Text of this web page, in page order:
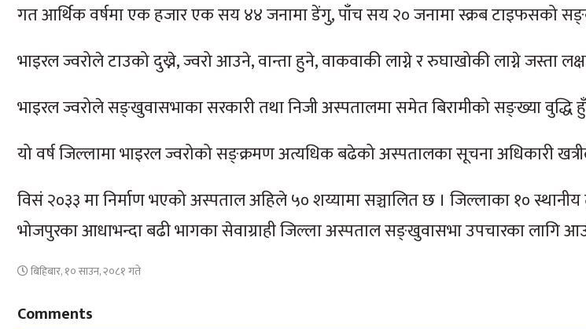
गत आर्थिक वर्षमा एक हजार एक सय ४४ जनामा डेंगु, पाँच सय २० जनामा स्क्रब टाइफसको
भाइरल ज्वरोले टाउको दुख्ने, ज्वरो आउने, वान्ता हुने, वाकवाकी लाग्ने र रुघाखोकी लाग्ने जस्ता
भाइरल ज्वरोले सङ्खुवासभाका सरकारी तथा निजी अस्पतालमा समेत बिरामीको सङ्ख्या वुद्धि
यो वर्ष जिल्लामा भाइरल ज्वरोको सङ्क्रमण अत्यधिक बढेको अस्पतालका सूचना अधिकारी
विसं २०३३ मा निर्माण भएको अस्पताल अहिले ५० शय्यामा सञ्चालित छ । जिल्लाका १०
भोजपुरका आधाभन्दा बढी भागका सेवाग्राही जिल्ला अस्पताल सङ्खुवासभा उपचारका लागि
बिहिबार, १० साउन, २०८१ गते
Comments